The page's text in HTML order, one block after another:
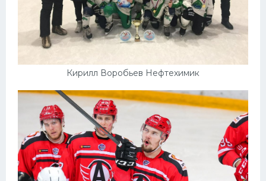
Кирилл Воробьев Нефтехимик